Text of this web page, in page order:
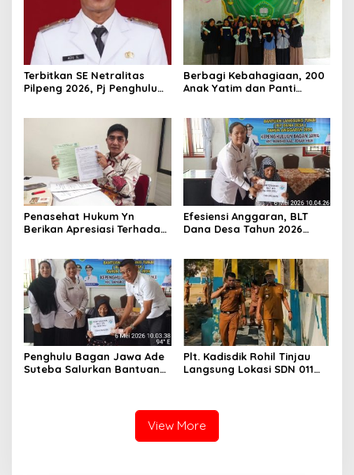
Terbitkan SE Netralitas
Pilpeng 2026, Pj Penghulu
Berbagi Kebahagiaan, 200
Anak Yatim dan Panti
Malam Batu Enam
Penasehat Hukum Yn
Berikan Apresiasi Terhadap
Efesiensi Anggaran, BLT
Dana Desa Tahun 2026
Bulan
Penghulu Bagan Jawa Ade
Suteba Salurkan Bantuan
Plt. Kadisdik Rohil Tinjau
Langsung Lokasi SDN 011
View More